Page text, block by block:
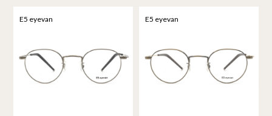
E5 eyevan E5 eyevan